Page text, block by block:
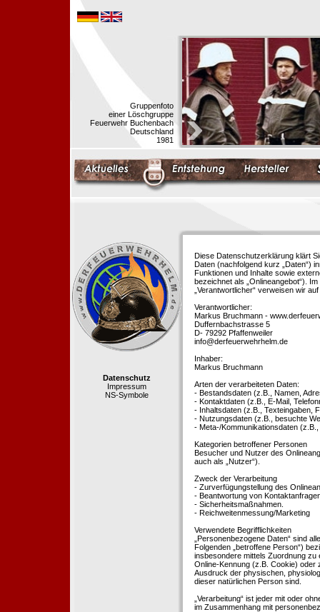
Gruppenfoto
einer Löschgruppe
Feuerwehr Buchenbach
Deutschland
1981
Datenschutz
Impressum
NS-Symbole
Diese Datenschutzerklärung klärt
Daten (nachfolgend kurz „Daten“)
Funktionen und Inhalte sowie
bezeichnet als „Onlineangebot“).
„Verantwortlicher“ verweisen wir
Verantwortlicher:
Markus Bruchmann -
Duffernbachstrasse 5
D- 79292 Pfaffenweiler
info@derfeuerwehrhelm.de
Inhaber:
Markus Bruchmann
Arten der verarbeiteten Daten:
- Bestandsdaten (z.B., Namen,
- Kontaktdaten (z.B., E-Mail,
- Inhaltsdaten (z.B., Texteingaben,
- Nutzungsdaten (z.B., besuchte
- Meta-/Kommunikationsdaten
Kategorien betroffener Personen
Besucher und Nutzer des
auch als „Nutzer“).
Zweck der Verarbeitung
- Zurverfügungstellung des
- Beantwortung von
- Sicherheitsmaßnahmen.
- Reichweitenmessung/Marketing
Verwendete Begrifflichkeiten
„Personenbezogene Daten“ sind
Folgenden „betroffene Person“)
insbesondere mittels Zuordnung zu
Online-Kennung (z.B. Cookie) oder
Ausdruck der physischen,
dieser natürlichen Person sind.
„Verarbeitung“ ist jeder mit oder
im Zusammenhang mit